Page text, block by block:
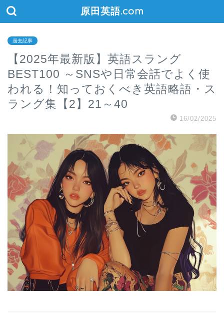
原田英語.com
過去記事
【2025年最新版】英語スラング
BEST100 ～SNSや日常会話でよく使
われる！知っておくべき英語略語・ス
ラング集【2】21～40
16/02/2025